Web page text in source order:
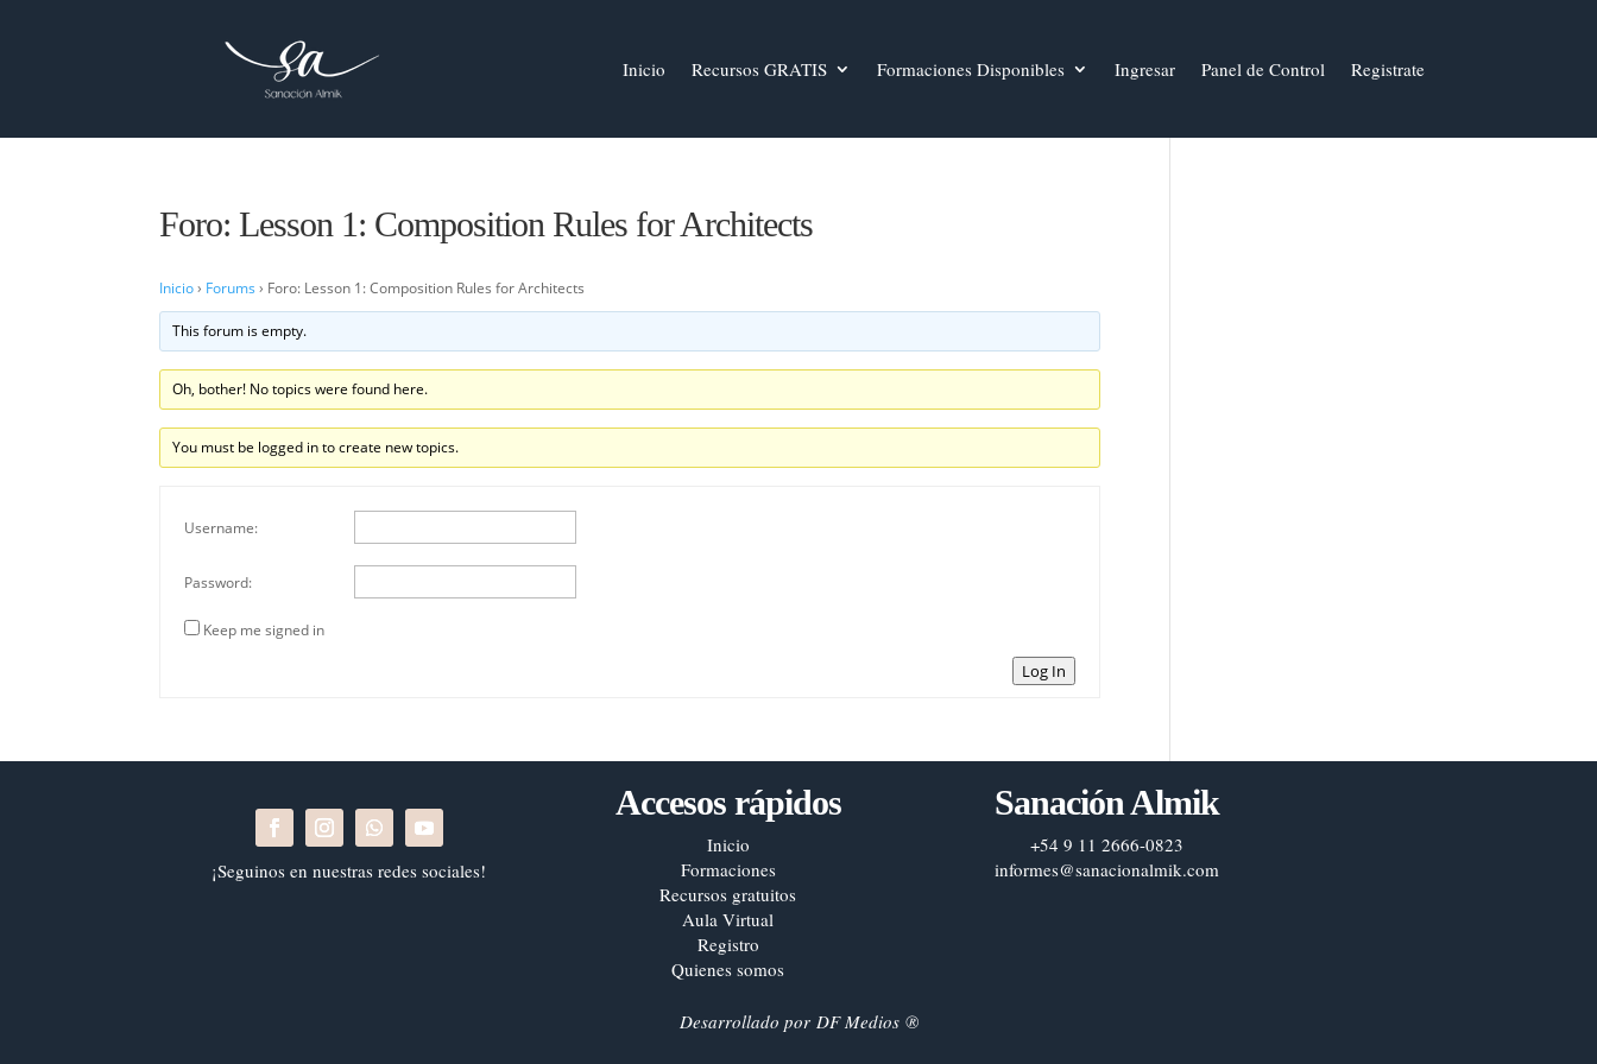
Inicio Recursos GRATIS Formaciones Disponibles Ingresar Panel de Control Registrate
Foro: Lesson 1: Composition Rules for Architects
Inicio › Forums › Foro: Lesson 1: Composition Rules for Architects
This forum is empty.
Oh, bother! No topics were found here.
You must be logged in to create new topics.
Username:
Password:
Keep me signed in
Log In
¡Seguinos en nuestras redes sociales!
Accesos rápidos
Inicio
Formaciones
Recursos gratuitos
Aula Virtual
Registro
Quienes somos
Sanación Almik
+54 9 11 2666-0823
informes@sanacionalmik.com
Desarrollado por DF Medios®